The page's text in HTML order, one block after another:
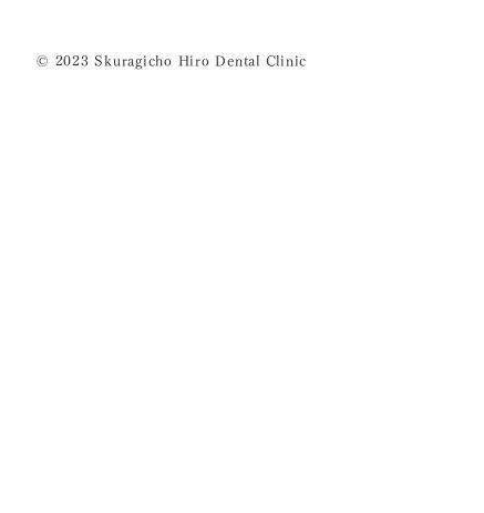
© 2023 Skuragicho Hiro Dental Clinic